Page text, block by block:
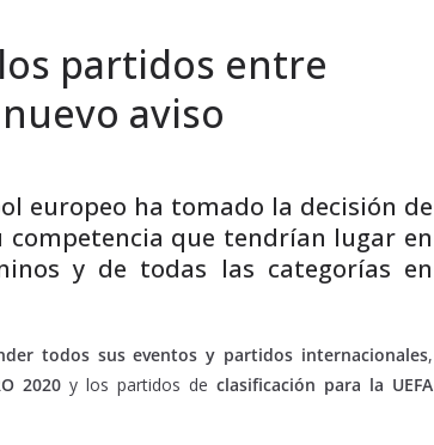
partidos entre
aviso
europeo ha tomado la decisión de
que tendrían lugar en
y de todas las categorías en
todos sus eventos y partidos internacionales,
2020y los partidos de clasificación para la UEFA